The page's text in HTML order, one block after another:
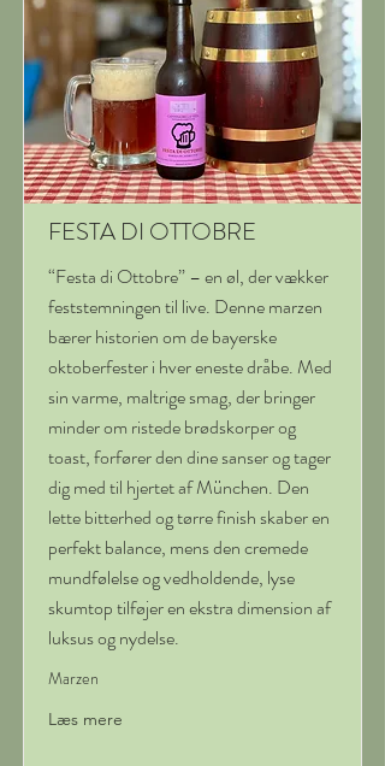
FESTA DI OTTOBRE
“Festa di Ottobre” – en øl, der vækker
feststemningen til live. Denne marzen
bærer historien om de bayerske
oktoberfester i hver eneste dråbe. Med
sin varme, maltrige smag, der bringer
minder om ristede brødskorper og
toast, forfører den dine sanser og tager
dig med til hjertet af München. Den
lette bitterhed og tørre finish skaber en
perfekt balance, mens den cremede
mundfølelse og vedholdende, lyse
skumtop tilføjer en ekstra dimension af
luksus og nydelse.
Marzen
Læs mere